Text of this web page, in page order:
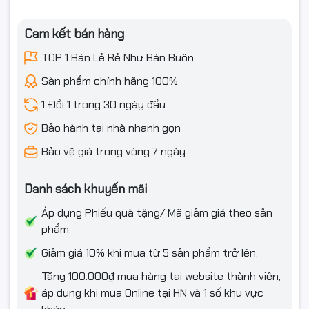
Cam kết bán hàng
TOP 1 Bán Lẻ Rẻ Như Bán Buôn
Sản phẩm chính hãng 100%
1 Đổi 1 trong 30 ngày đầu
Bảo hành tại nhà nhanh gọn
Bảo vệ giá trong vòng 7 ngày
Danh sách khuyến mãi
Áp dụng Phiếu quà tặng/ Mã giảm giá theo sản
phẩm.
Giảm giá 10% khi mua từ 5 sản phẩm trở lên.
Tặng 100.000₫ mua hàng tại website thành viên,
áp dụng khi mua Online tại HN và 1 số khu vực
✔ Kiểu RAM hỗ trợ DDR4
✔ Hỗ trợ bộ nhớ tối đa 64GB
✔ Bus RAM hỗ trợ 2400MHz, 2666MHz, 3000MHz, 3200MHz,
2933MHz, 2133MHz
✔ Lưu trữ 4 x SATA 3 6Gb/s, 1 x M.2 SATA/NVMe
✔ Cổng xuất hình 1 x HDMI, 1 x VGA/D-sub
✔ Khe PCI 1 x PCI x16; 1 x PCI x1
✔ Số cổng USB: 2 x USB 3.2 (tối đa 4); 4 x USB 2.0/1.1(Tối đa
✔ 1 x cổng LAN 1Gb/s